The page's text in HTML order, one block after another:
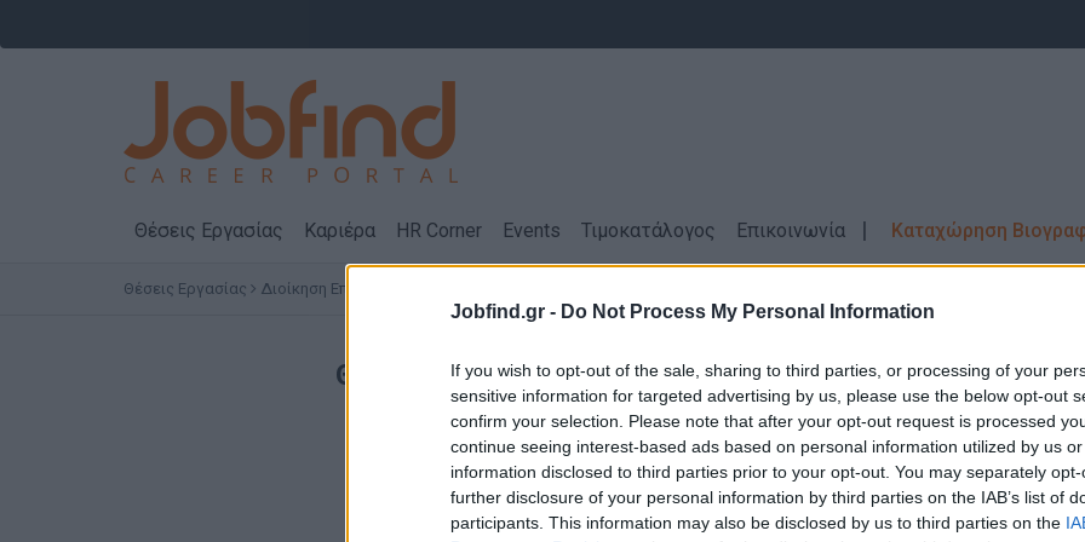
Jobfind.gr - Do Not Process My Personal Information
If you wish to opt-out of the sale, sharing to third parties, or processing of your
sensitive information for targeted advertising by us, please use the below opt-out
confirm your selection. Please note that after your opt-out request is processed
continue seeing interest-based ads based on personal information utilized by us
information disclosed to third parties prior to your opt-out. You may separately
further disclosure of your personal information by third parties on the IAB’s list of
participants. This information may also be disclosed by us to third parties on the
Θέσεις Εργασίας Καριέρα HR Corner Events Τιμοκατάλογος Επικοινωνία Καταχώρηση
Θέσεις Εργασίας Διοίκηση Επιχειρήσεων - HR - Στελέχη
Θέσεις ΕργασίαςΔιοίκηση Επιχειρήσεων - HR -
Δεν βρέθηκαν αποτελέσματα για την αναζήτηση σας!